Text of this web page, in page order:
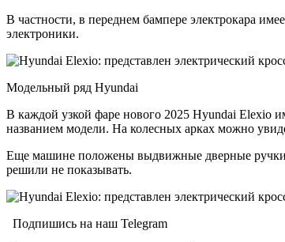
В частности, в переднем бампере электрокара
электроники.
Модельный ряд Hyundai
В каждой узкой фаре нового 2025 Hyundai Elexio
названием модели. На колесных арках можно
Еще машине положены выдвижные дверные ручки
решили не показывать.
Подпишись на наш Telegram